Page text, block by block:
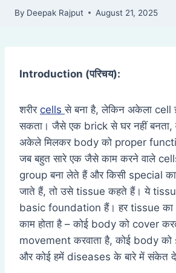
By Deepak Rajput August 21, 2025
Introduction (परिचय):
शरीर cellsसे बना है, लेकिन अकेला cell
सकता। जैसे एक brick से घर नहीं बनता,
अकेले मिलकर body को proper
जब बहुत सारे एक जैसे काम करने वाले
group बना लेते हैं और किसी special
जाते हैं, तो उसे tissue कहते हैं। ये
basic foundation हैं। हर tissue का
काम होता है – कोई body को cover
movement करवाता है, कोई body
और कोई हमें diseases के बारे में संकेत